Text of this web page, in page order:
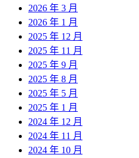
2026 年 3 月
2026 年 1 月
2025 年 12 月
2025 年 11 月
2025 年 9 月
2025 年 8 月
2025 年 5 月
2025 年 1 月
2024 年 12 月
2024 年 11 月
2024 年 10 月